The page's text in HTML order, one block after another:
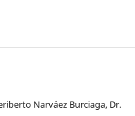
Narváez Burciaga, Dr.